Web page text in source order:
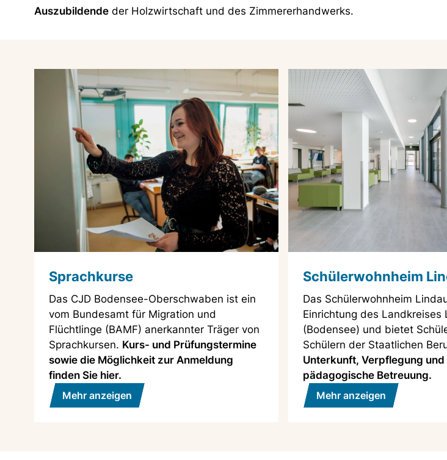
Auszubildende der Holzwirtschaft und des Zimmererhandwerks.
Sprachkurse
Das CJD Bodensee-Oberschwaben ist ein
vom Bundesamt für Migration und
Flüchtlinge (BAMF) anerkannter Träger von
Sprachkursen. Kurs- und Prüfungstermine
sowie die Möglichkeit zur Anmeldung
finden Sie hier.
Mehr anzeigen
Schülerwohnheim
Das Schülerwohnheim
Einrichtung des Landkreises
(Bodensee) und bietet
Schülern der Staatlichen
Unterkunft, Verpflegung und
pädagogische Betreuung.
Mehr anzeigen